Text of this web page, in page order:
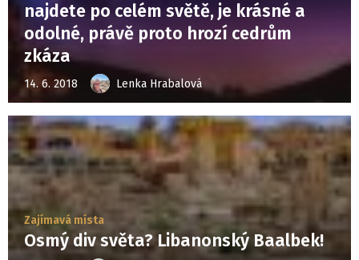
najdete po celém světě, je krásné a
odolné, právě proto hrozí cedrům
zkáza
14. 6. 2018 Lenka Hrabalová
Zajímavá místa
Osmý div světa? Libanonský Baalbek!